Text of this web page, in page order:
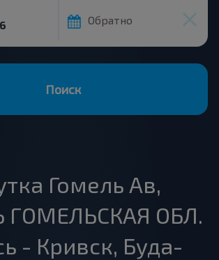
Обратно
Поиск
Гомель Ав,
ГОМЕЛЬСКАЯ ОБЛ.
- Кривск, Буда-